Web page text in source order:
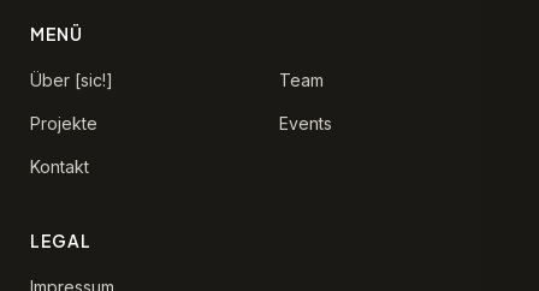
MENÜ
Über [sic!] Team
Projekte Events
Kontakt
LEGAL
Impressum